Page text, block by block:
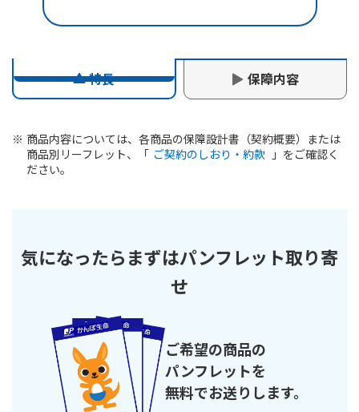
※3
または契約日から被保険者
歳、70歳、75歳となるまで
加入できる年齢 15〜65歳
特長 保障内容
商品内容については、各商品の保障設計書（契約概要）または
商品別リーフレット、「 ご契約のしおり・約款 」をご確認く
ださい。
気になったらまずはパンフレット取り寄
せ
ご希望の商品の
パンフレットを
無料でお送りします。